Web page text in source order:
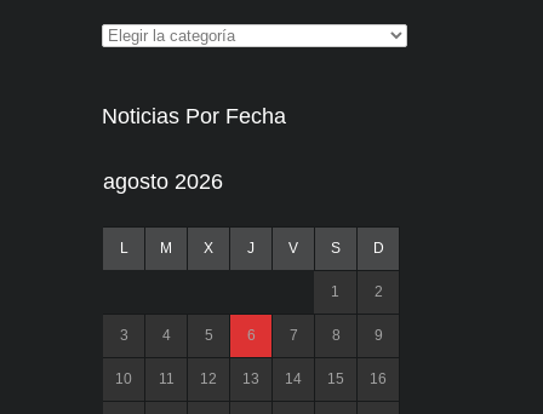
Noticias Por Fecha
agosto 2026
L M X J V S D
1 2
3 4 5 6 7 8 9
10 11 12 13 14 15 16